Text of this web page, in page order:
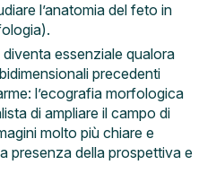
l’anatomia del feto in
essenziale qualora
precedenti
l’ecografia morfologica
di ampliare il campo di
molto più chiare e
presenza della prospettiva e